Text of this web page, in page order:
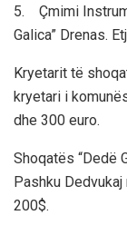
5. Çmimi
Galica” Drenas.
Kryetarit të
kryetari i
dhe 300 euro.
Shoqatës “Dedë
Pashku
200$.